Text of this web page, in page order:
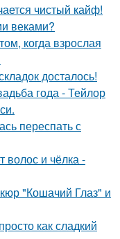
чистый кайф!
веками?
когда взрослая
досталось!
года - Тейлор
переспать с
и чёлка -
"Кошачий Глаз" и
как сладкий